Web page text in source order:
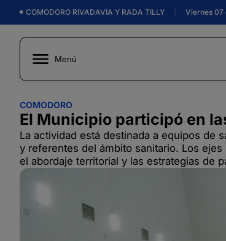
COMODORO RIVADAVIA Y RADA TILLY Viernes 07
Menú
COMODORO
El Municipio participó en
La actividad está destinada a equipos de
y referentes del ámbito sanitario. Los
el abordaje territorial y las estrategias de